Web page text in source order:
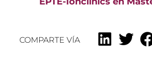
COMPARTE VÍA